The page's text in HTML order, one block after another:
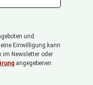
und
Einwilligung kann
im Newsletter oder
angegebenen